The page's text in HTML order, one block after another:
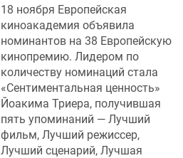
18 ноября Европейская
киноакадемия объявила
номинантов на 38 Европейскую
кинопремию. Лидером по
количеству номинаций стала
«Сентиментальная ценность»
Йоакима Триера, получившая
пять упоминаний — Лучший
фильм, Лучший режиссер,
Лучший сценарий, Лучшая